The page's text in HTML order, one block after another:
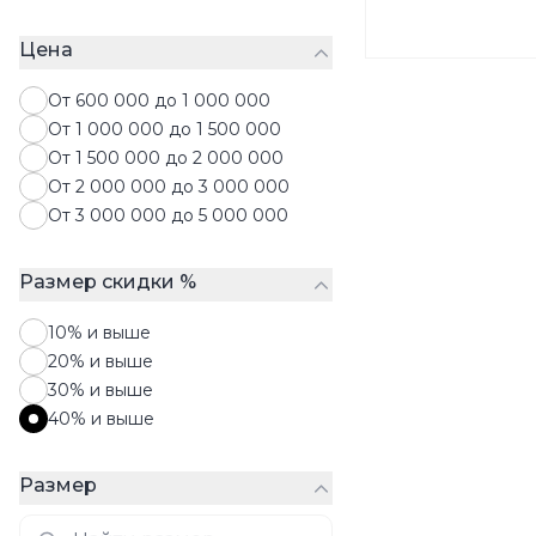
Чемоданы
Шапки
Шарфы
Шляпы
Запонки
Цена
От 600 000 до 1 000 000
От 1 000 000 до 1 500 000
От 1 500 000 до 2 000 000
От 2 000 000 до 3 000 000
От 3 000 000 до 5 000 000
Размер скидки %
10% и выше
20% и выше
30% и выше
40% и выше
Размер